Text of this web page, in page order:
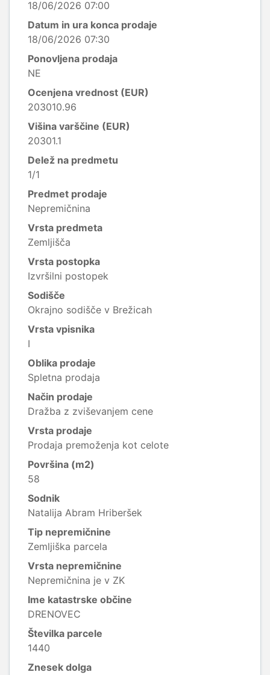
18/06/2026 07:00
Datum in ura konca prodaje
18/06/2026 07:30
Ponovljena prodaja
NE
Ocenjena vrednost (EUR)
203010.96
Višina varščine (EUR)
20301.1
Delež na predmetu
1/1
Predmet prodaje
Nepremičnina
Vrsta predmeta
Zemljišča
Vrsta postopka
Izvršilni postopek
Sodišče
Okrajno sodišče v Brežicah
Vrsta vpisnika
I
Oblika prodaje
Spletna prodaja
Način prodaje
Dražba z zviševanjem cene
Vrsta prodaje
Prodaja premoženja kot celote
Površina (m2)
58
Sodnik
Natalija Abram Hriberšek
Tip nepremičnine
Zemljiška parcela
Vrsta nepremičnine
Nepremičnina je v ZK
Ime katastrske občine
DRENOVEC
Številka parcele
1440
Znesek dolga